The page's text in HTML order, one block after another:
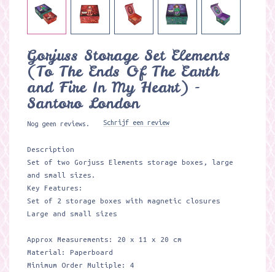
Gorjuss Storage Set Elements
(To The Ends Of The Earth
and Fire In My Heart) -
Santoro London
Nog geen reviews. Schrijf een review
Description
Set of two Gorjuss Elements storage boxes, large
and small sizes.
Key Features:
Set of 2 storage boxes with magnetic closures
Large and small sizes
Approx Measurements: 20 x 11 x 20 cm
Material: Paperboard
Minimum Order Multiple: 4